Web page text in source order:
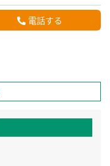
電話する